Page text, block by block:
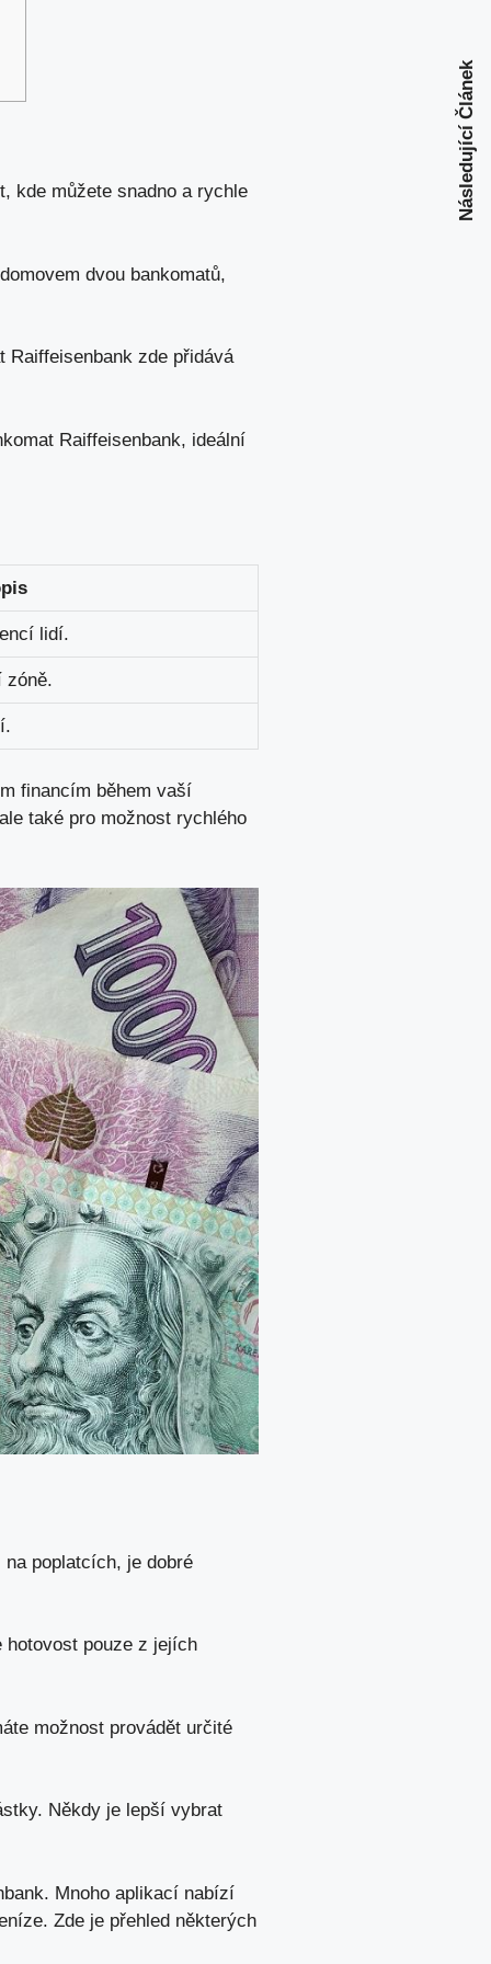
kde můžete snadno a rychle
dvou bankomatů,
zde přidává
Raiffeisenbank, ideální
lidí.
zóně.
financím během vaší
také pro možnost rychlého
poplatcích, je dobré
pouze z jejích
možnost provádět určité
Někdy je lepší vybrat
Mnoho aplikací nabízí
Zde je přehled některých
Následující Článek